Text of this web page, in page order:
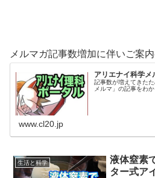
メルマガ記事数増加に伴いご案
アリエナイ科学メ
記事数が増えてきた
メルマ」の記事をわ
www.cl20.jp
生活と科学
液体窒素
ター式ア